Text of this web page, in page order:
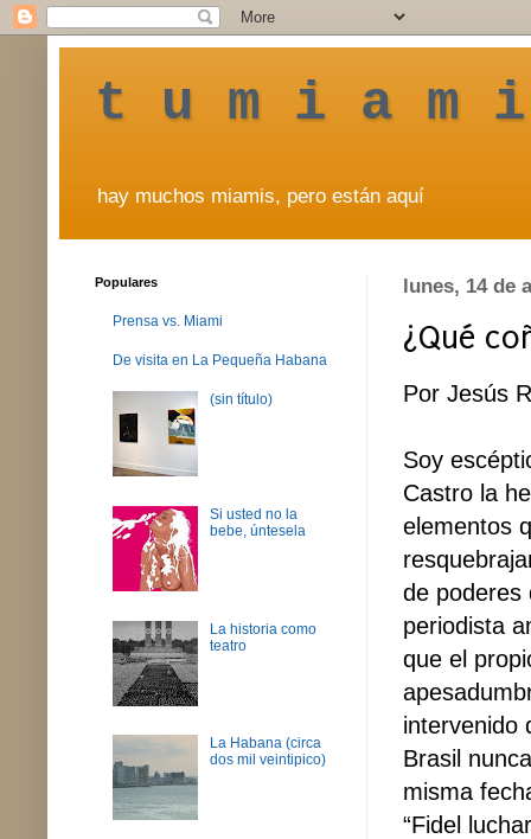
t u m i a m
hay muchos miamis, pero están aquí
lunes, 14 de
¿Qué
Por Jesús
Soy
Castro la
elementos
de poderes
periodista
que el
intervenido
Brasil
misma
“Fidel
Populares
Prensa vs. Miami
De visita en La Pequeña Habana
(sin título)
Si usted no la
bebe, úntesela
La historia como
teatro
La Habana (circa
dos mil veintipico)